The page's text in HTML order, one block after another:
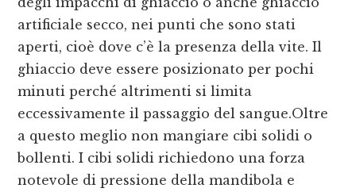
artificiale secco, nei punti che sono stati
aperti, cioè dove c’è la presenza della vite. Il
ghiaccio deve essere posizionato per pochi
minuti perché altrimenti si limita
eccessivamente il passaggio del sangue.Oltre
a questo meglio non mangiare cibi solidi o
bollenti. I cibi solidi richiedono una forza
notevole di pressione della mandibola e